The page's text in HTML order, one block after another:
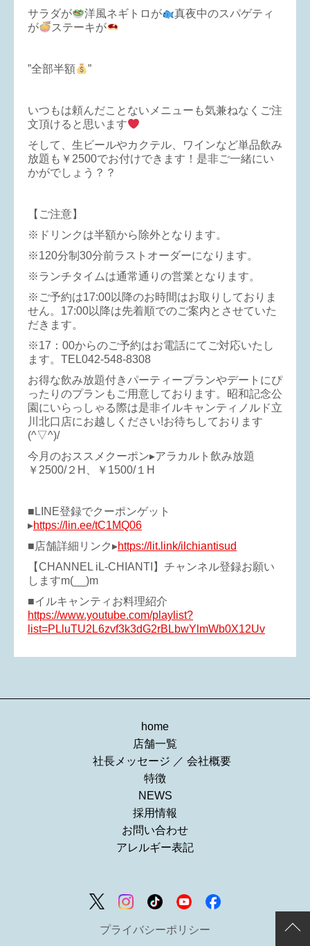
サラダが
洋風ネギトロが
真夜中のスパゲティ
が
ステーキが
”全部半額 ”
いつもは頼んだことないメニューも気兼ねなくご注
文頂けると思います
そして、生ビールやカクテル、ワインなど単品飲み
放題も￥2500でお付けできます！是非ご一緒にい
かがでしょう？？
【ご注意】
※ドリンクは半額から除外となります。
※120分制30分前ラストオーダーになります。
※ランチタイムは通常通りの営業となります。
※ご予約は17:00以降のお時間はお取りしておりま
せん。17:00以降は先着順でのご案内とさせていた
だきます。
※17：00からのご予約はお電話にてご対応いたし
ます。TEL042-548-8308
お得な飲み放題付きパーティープランやデートにぴ
ったりのプランもご用意しております。昭和記念公
園にいらっしゃる際は是非イルキャンティノルド立
川北口店にお越しください!お待ちしております
(^▽^)/
今月のおススメクーポン▸アラカルト飲み放題
￥2500/２H、￥1500/１H
■LINE登録でクーポンゲット
▸https://lin.ee/tC1MQ06
■店舗詳細リンク▸https://lit.link/ilchiantisud
【CHANNEL iL-CHIANTI】チャンネル登録お願い
しますm(__)m
■イルキャンティお料理紹介
https://www.youtube.com/playlist?
list=PLluTU2L6zvf3k3dG2rBLbwYlmWb0X12Uv
home
店舗一覧
社長メッセージ ／ 会社概要
特徴
NEWS
採用情報
お問い合わせ
アレルギー表記
プライバシーポリシー